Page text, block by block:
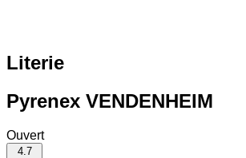
Literie
Pyrenex VENDENHEIM
Ouvert
4.7